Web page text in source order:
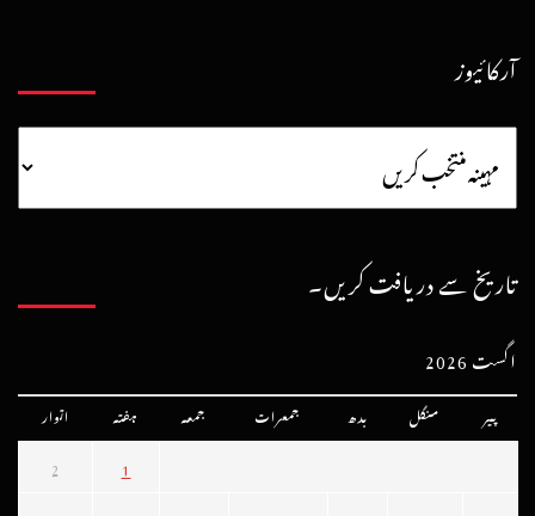
آرکائیوز
تاریخ سے دریافت کریں۔
اگست 2026
پیر منگل بدھ جمعرات جمعہ ہفتہ اتوار
1
2